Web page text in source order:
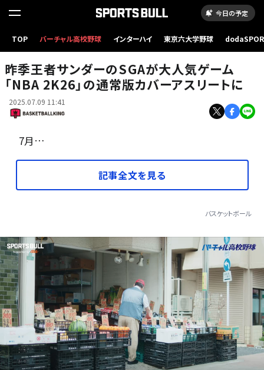
今日の予定
TOP バーチャル高校野球 インターハイ 東京六大学野球
SGAは王者サンダーが誇るトップスコアラー[写真]=Getty Images
昨季王者サンダーのSGAが大人気ゲーム
「NBA 2K26」の通常版カバーアスリートに
2025.07.09 11:41
7月…
記事全文を見る
バスケットボール